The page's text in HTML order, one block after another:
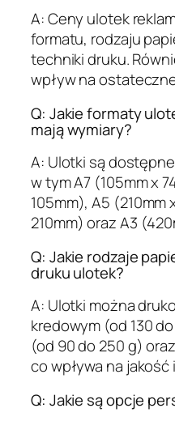
A: Ceny ulotek
formatu, rodzaju
techniki druku.
wpływ na
Q: Jakie formaty
mają wymiary?
A: Ulotki są
w tym A7 (105mm x
105mm), A5 (210mm
210mm) oraz A3
Q: Jakie rodzaje
druku ulotek?
A: Ulotki można
kredowym (od 130
(od 90 do 250 g)
co wpływa na jakość
Q: Jakie są opcje